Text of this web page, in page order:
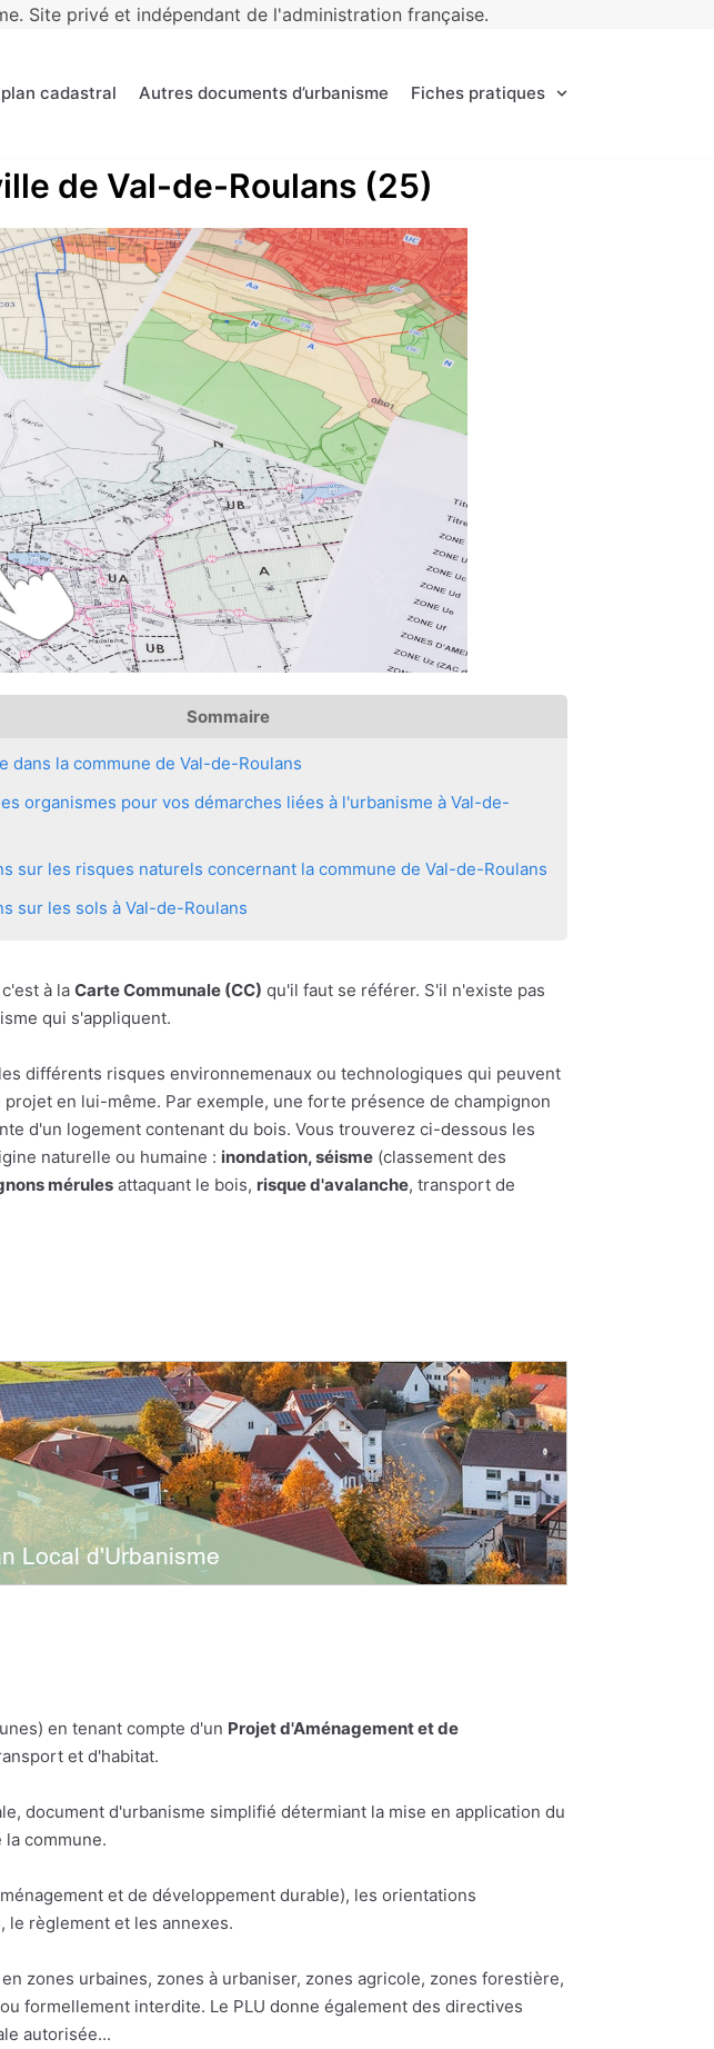
Site privé et indépendant de l'administration française.
plan cadastral Autres documents d’urbanisme Fiches pratiques
de Val-de-Roulans (25)
Sommaire
dans la commune de Val-de-Roulans
organismes pour vos démarches liées à l'urbanisme à Val-de-
sur les risques naturels concernant la commune de Val-de-Roulans
sur les sols à Val-de-Roulans
à la Carte Communale (CC) qu'il faut se référer. S'il n'existe pas
qui s'appliquent.
différents risques environnemenaux ou technologiques qui peuvent
en lui-même. Par exemple, une forte présence de champignon
d'un logement contenant du bois. Vous trouverez ci-dessous les
naturelle ou humaine : inondation, séisme (classement des
mérules attaquant le bois, risque d'avalanche, transport de
en tenant compte d'un Projet d'Aménagement et de
et d'habitat.
document d'urbanisme simplifié détermiant la mise en application du
commune.
et de développement durable), les orientations
le règlement et les annexes.
zones urbaines, zones à urbaniser, zones agricole, zones forestière,
formellement interdite. Le PLU donne également des directives
autorisée...